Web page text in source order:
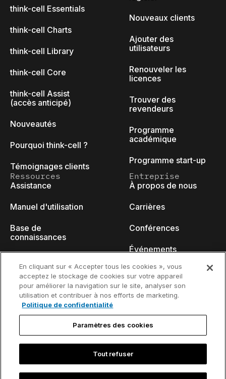
think-cell Essentials
think-cell Charts
think-cell Library
think-cell Core
think-cell Assist
(accès anticipé)
Nouveautés
Pourquoi think-cell ?
Témoignages clients
Nouveaux clients
Ajouter des
utilisateurs
Renouveler les
licences
Trouver des
revendeurs
Programme
académique
Programme start-up
Ressources
Assistance
Manuel d'utilisation
Base de
connaissances
Tutoriels vidéo
Centre de contenu
Entreprise
À propos de nous
Carrières
Conférences
Événements
Blog des
développeurs
Nous contacter
Politique de
Coordonnées de contact et avis
En cliquant sur « Accepter tous les cookies », vous
acceptez le stockage de cookies sur votre appareil
pour améliorer la navigation sur le site, analyser son
utilisation et contribuer à nos efforts de marketing.
Politique de confidentialité
Paramètres des cookies
Tout refuser